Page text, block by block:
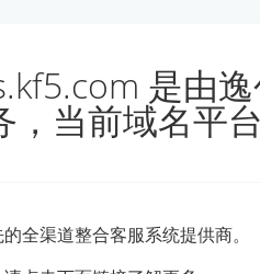
是由
，当前域名平
全渠道整合客服系统提供商。